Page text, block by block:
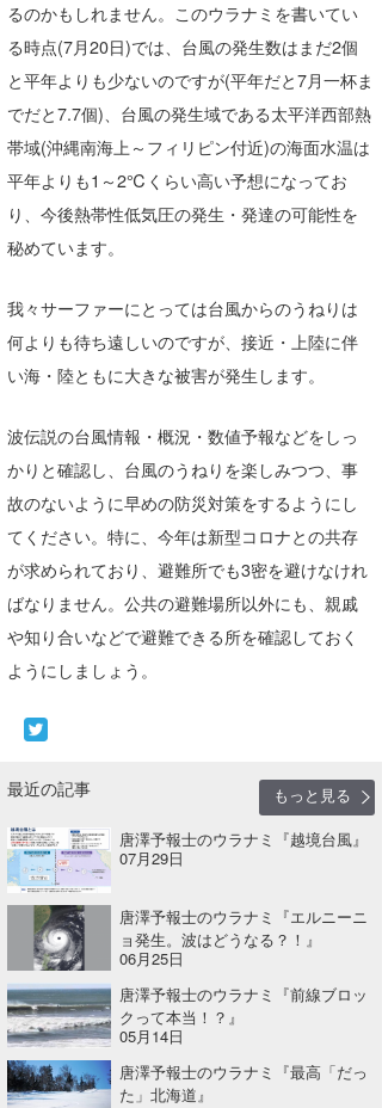
るのかもしれません。このウラナミを書いてい
る時点(7月20日)では、台風の発生数はまだ2個
と平年よりも少ないのですが(平年だと7月一杯ま
でだと7.7個)、台風の発生域である太平洋西部熱
帯域(沖縄南海上～フィリピン付近)の海面水温は
平年よりも1～2℃くらい高い予想になってお
り、今後熱帯性低気圧の発生・発達の可能性を
秘めています。
我々サーファーにとっては台風からのうねりは
何よりも待ち遠しいのですが、接近・上陸に伴
い海・陸ともに大きな被害が発生します。
波伝説の台風情報・概況・数値予報などをしっ
かりと確認し、台風のうねりを楽しみつつ、事
故のないように早めの防災対策をするようにし
てください。特に、今年は新型コロナとの共存
が求められており、避難所でも3密を避けなけれ
ばなりません。公共の避難場所以外にも、親戚
や知り合いなどで避難できる所を確認しておく
ようにしましょう。
最近の記事
もっと見る
唐澤予報士のウラナミ『越境台風』
07月29日
唐澤予報士のウラナミ『エルニーニ
ョ発生。波はどうなる？！』
06月25日
唐澤予報士のウラナミ『前線ブロッ
クって本当！？』
05月14日
唐澤予報士のウラナミ『最高「だっ
た」北海道』
YUKI☆
たっちー
ハンマー
まっきー
三輪予報士
上田純子
上條将美
SancheZ
ゴン
米山予報士
wanda
予報士 hiro.
Romisea